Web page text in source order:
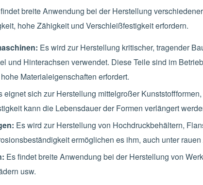
breite Anwendung bei der Herstellung
hohe Zähigkeit und Verschleißfestigkeit erfordern.
Es wird zur Herstellung kritischer, tragender
und Hinterachsen verwendet. Diese Teile sind im
Materialeigenschaften erfordert.
eignet sich zur Herstellung mittelgroßer
kann die Lebensdauer der Formen verlängert
Es wird zur Herstellung von Hochdruckbehältern,
ermöglichen es ihm, auch unter
Es findet breite Anwendung bei der Herstellung von
usw.